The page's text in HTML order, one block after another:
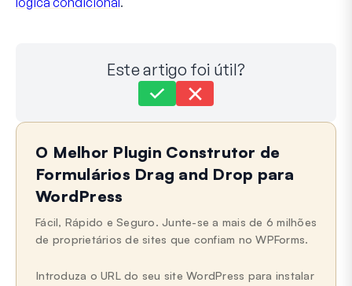
Este artigo foi útil?
Ainda preso?
Última Atualização em 14 de abril de 2026
O Melhor Plugin Construtor de
Formulários Drag and Drop para
WordPress
Fácil, Rápido e Seguro. Junte-se a mais de 6 milhões
de proprietários de sites que confiam no WPForms.
Introduza o URL do seu site WordPress para instalar